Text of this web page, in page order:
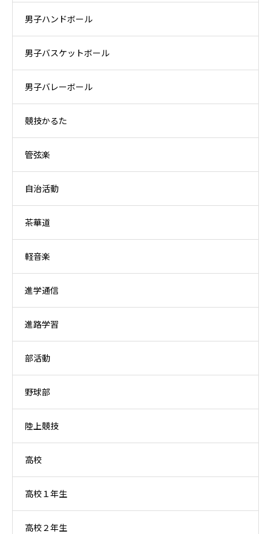
男子ハンドボール
男子バスケットボール
男子バレーボール
競技かるた
管弦楽
自治活動
茶華道
軽音楽
進学通信
進路学習
部活動
野球部
陸上競技
高校
高校１年生
高校２年生